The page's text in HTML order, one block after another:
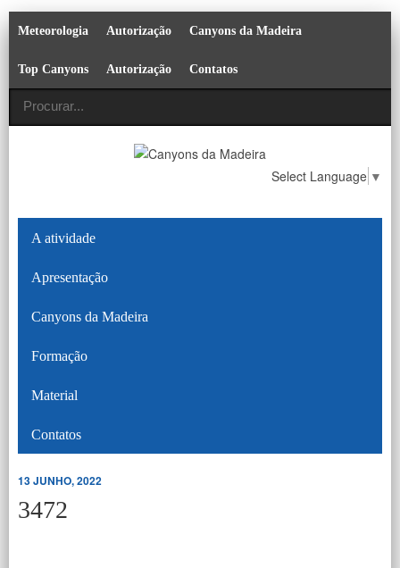
Meteorologia Autorização Canyons da Madeira
Top Canyons Autorização Contatos
Select Language ▼
A atividade
Apresentação
Canyons da Madeira
Formação
Material
Contatos
13 JUNHO, 2022
3472